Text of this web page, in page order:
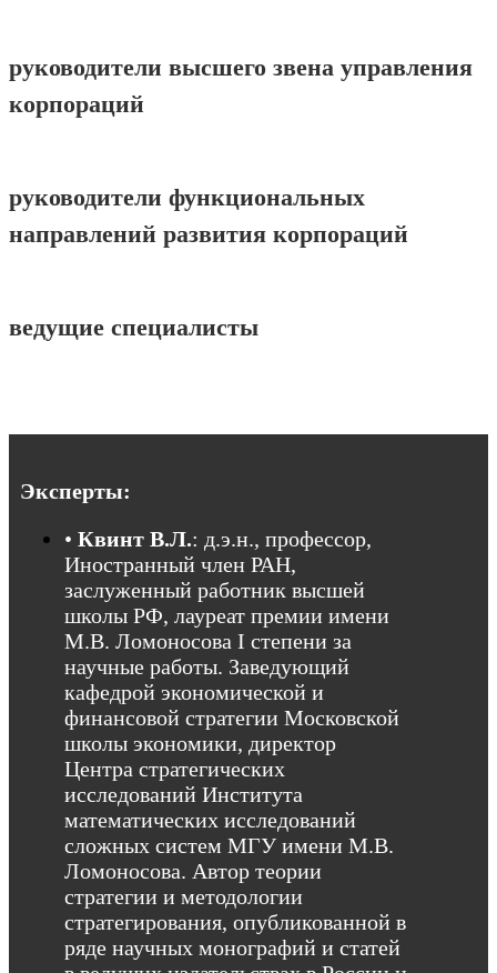
руководители высшего звена управления
корпораций
руководители функциональных
направлений развития корпораций
ведущие специалисты
Эксперты:
• Квинт В.Л.: д.э.н., профессор,
Иностранный член РАН,
заслуженный работник высшей
школы РФ, лауреат премии имени
М.В. Ломоносова I степени за
научные работы. Заведующий
кафедрой экономической и
финансовой стратегии Московской
школы экономики, директор
Центра стратегических
исследований Института
математических исследований
сложных систем МГУ имени М.В.
Ломоносова. Автор теории
стратегии и методологии
стратегирования, опубликованной в
ряде научных монографий и статей